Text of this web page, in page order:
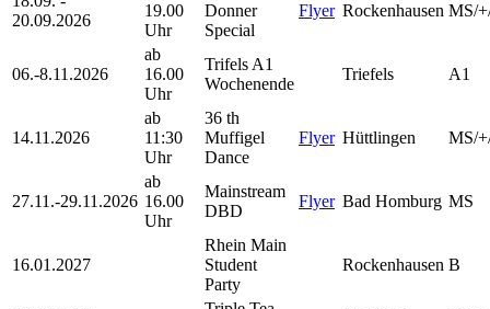
20.09.2026
19.00
Uhr
Donner
Special
Flyer Rockenhausen MS/
06.-8.11.2026
ab
16.00
Uhr
Trifels A1
Wochenende
Triefels A1
14.11.2026
ab
11:30
Uhr
36 th
Muffigel
Dance
Flyer Hüttlingen MS/
27.11.-29.11.2026
ab
16.00
Uhr
Mainstream
DBD
Flyer Bad Homburg MS
16.01.2027
Rhein Main
Student
Party
Rockenhausen B